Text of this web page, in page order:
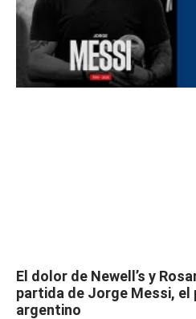
El dolor de Newell’s y
partida de Jorge Messi, el
argentino